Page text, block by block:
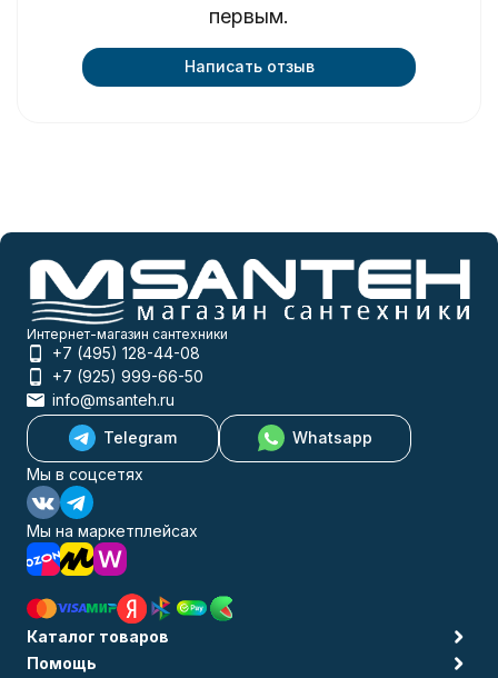
первым.
Написать отзыв
Интернет-магазин сантехники
+7 (495) 128-44-08
+7 (925) 999-66-50
info@msanteh.ru
Telegram
Whatsapp
Мы в соцсетях
Мы на маркетплейсах
Каталог товаров
Помощь